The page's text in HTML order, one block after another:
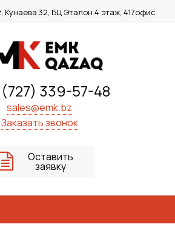
Кунаева 32, БЦ Эталон 4 этаж, 417офис
(727) 339-57-48
sales@emk.bz
Заказать звонок
Оставить
заявку